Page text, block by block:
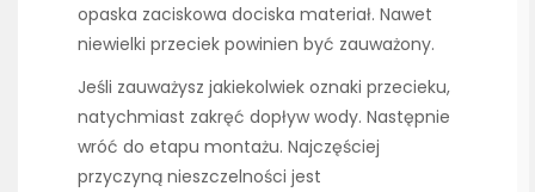
opaska zaciskowa dociska materiał. Nawet
niewielki przeciek powinien być zauważony.
Jeśli zauważysz jakiekolwiek oznaki przecieku,
natychmiast zakręć dopływ wody. Następnie
wróć do etapu montażu. Najczęściej
przyczyną nieszczelności jest